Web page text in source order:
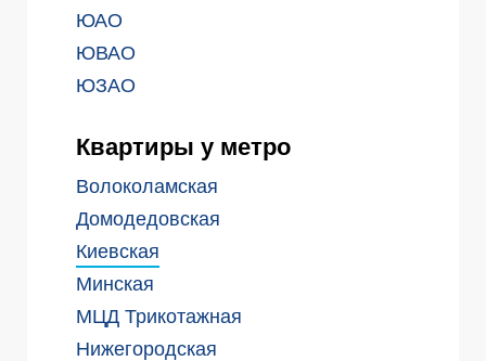
ЮАО
ЮВАО
ЮЗАО
Квартиры у метро
Волоколамская
Домодедовская
Киевская
Минская
МЦД Трикотажная
Нижегородская